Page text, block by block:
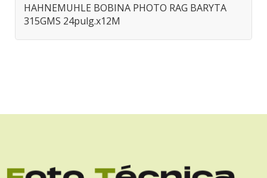
HAHNEMUHLE BOBINA PHOTO RAG BARYTA
315GMS 24pulg.x12M